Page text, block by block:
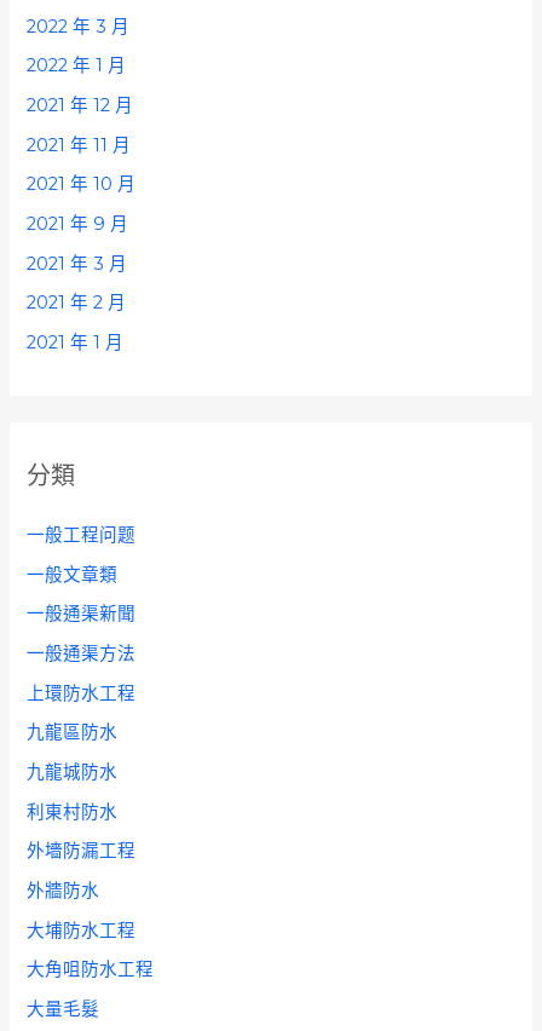
2022 年 3 月
2022 年 1 月
2021 年 12 月
2021 年 11 月
2021 年 10 月
2021 年 9 月
2021 年 3 月
2021 年 2 月
2021 年 1 月
分類
一般工程问题
一般文章類
一般通渠新聞
一般通渠方法
上環防水工程
九龍區防水
九龍城防水
利東村防水
外墻防漏工程
外牆防水
大埔防水工程
大角咀防水工程
大量毛髮